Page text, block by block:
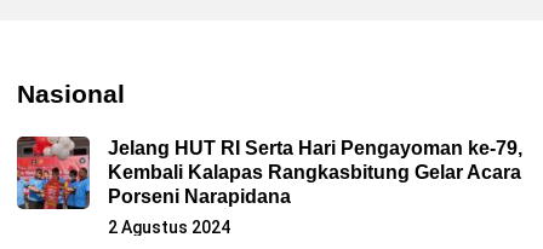
Nasional
Jelang HUT RI Serta Hari Pengayoman ke-79,
Kembali Kalapas Rangkasbitung Gelar Acara
Porseni Narapidana
2 Agustus 2024